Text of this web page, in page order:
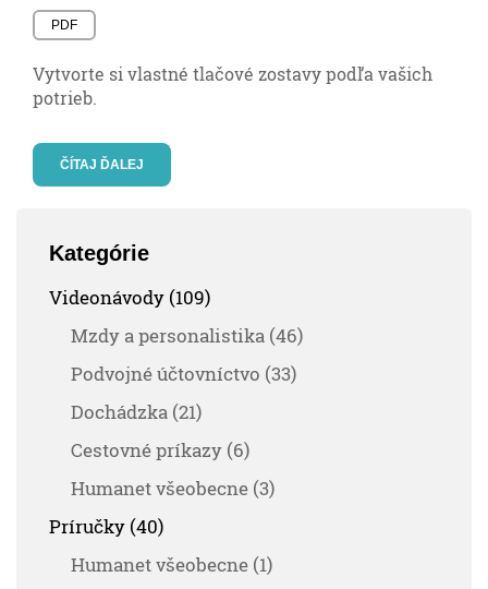
PDF
Vytvorte si vlastné tlačové zostavy podľa vašich
potrieb.
ČÍTAJ ĎALEJ
Kategórie
Videonávody (109)
Mzdy a personalistika (46)
Podvojné účtovníctvo (33)
Dochádzka (21)
Cestovné príkazy (6)
Humanet všeobecne (3)
Príručky (40)
Humanet všeobecne (1)